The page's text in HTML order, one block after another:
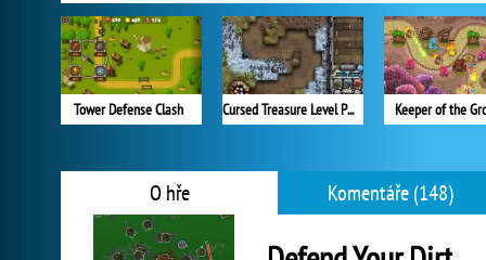
Tower Defense Clash Cursed Treasure Level Pack Keeper of the
O hře Komentáře (148)